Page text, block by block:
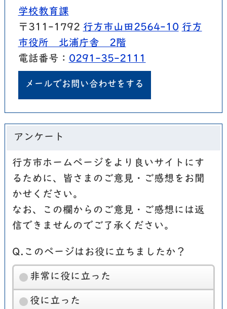
学校教育課
〒311-1792 行方市山田2564-10 行方
市役所 北浦庁舎 2階
電話番号： 0291-35-2111
メールでお問い合わせをする
アンケート
行方市ホームページをより良いサイトにす
るために、皆さまのご意見・ご感想をお聞
かせください。
なお、この欄からのご意見・ご感想には返
信できませんのでご了承ください。
Q.このページはお役に立ちましたか？
非常に役に立った
役に立った